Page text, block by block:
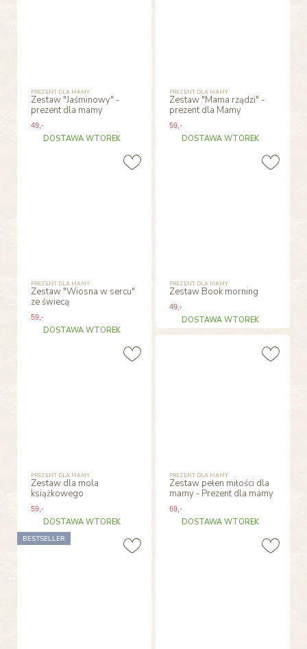
PREZENT DLA MAMY
Zestaw "Jaśminowy" -
prezent dla mamy
49,-
DOSTAWA WTOREK
PREZENT DLA MAMY
Zestaw "Mama rządzi" -
prezent dla Mamy
59 ,-
DOSTAWA WTOREK
PREZENT DLA MAMY
Zestaw "Wiosna w sercu"
ze świecą
59,-
DOSTAWA WTOREK
PREZENT DLA MAMY
Zestaw Book morning
49 ,-
DOSTAWA WTOREK
PREZENT DLA MAMY
Zestaw dla mola
książkowego
59,-
DOSTAWA WTOREK
PREZENT DLA MAMY
Zestaw pełen miłości dla
mamy - Prezent dla mamy
69 ,-
DOSTAWA WTOREK
BESTSELLER